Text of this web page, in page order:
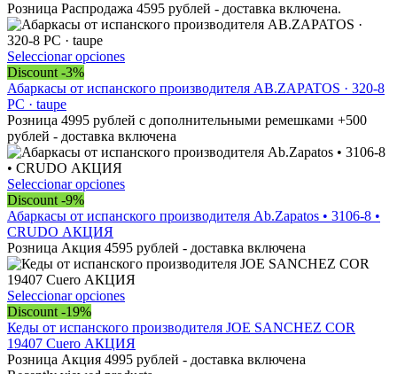
variantes.
Las
se
elegir
la
página
de
Розница Распродажа 4595 рублей - доставка включена.
Seleccionar opcionesEste
tiene
variantes.
Las
opciones
pueden
en
página
de
producto
Discount -3%
Абаркасы от испанского производителя AB.ZAPATOS · 320-8
PC · taupe
Розница 4995 рублей с дополнительными ремешками +500
рублей - доставка включена
Seleccionar opcionesEste
tiene
variantes.
Las
opciones
se
elegir
en
la
Discount -9%
Абаркасы от испанского производителя Ab.Zapatos • 3106-8 •
CRUDO АКЦИЯ
Розница Акция 4595 рублей - доставка включена
Seleccionar opcionesEste
tiene
múltiples
variantes.
Discount -19%
Кеды от испанского производителя JOE SANCHEZ COR
19407 Cuero АКЦИЯ
Розница Акция 4995 рублей - доставка включена